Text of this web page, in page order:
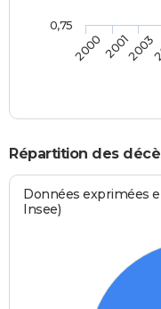
200020012003
0,75
Répartition des
Données exprimées
Insee)